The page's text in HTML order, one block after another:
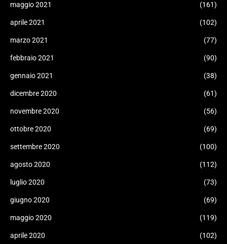
maggio 2021 (161)
aprile 2021 (102)
marzo 2021 (77)
febbraio 2021 (90)
gennaio 2021 (38)
dicembre 2020 (61)
novembre 2020 (56)
ottobre 2020 (69)
settembre 2020 (100)
agosto 2020 (112)
luglio 2020 (73)
giugno 2020 (69)
maggio 2020 (119)
aprile 2020 (102)